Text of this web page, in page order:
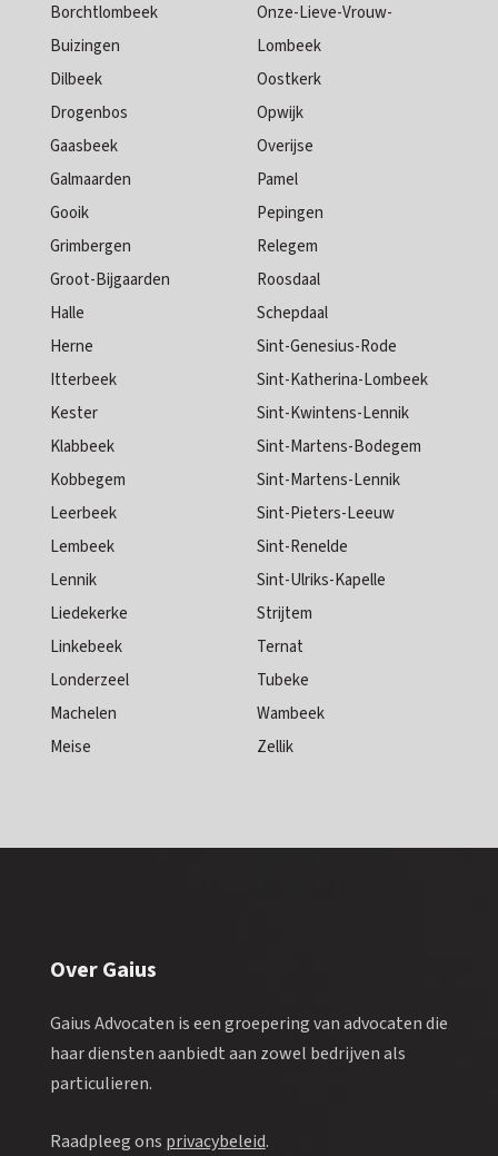
Borchtlombeek
Buizingen
Dilbeek
Drogenbos
Gaasbeek
Galmaarden
Gooik
Grimbergen
Groot-Bijgaarden
Halle
Herne
Itterbeek
Kester
Klabbeek
Kobbegem
Leerbeek
Lembeek
Lennik
Liedekerke
Linkebeek
Londerzeel
Machelen
Meise
Onze-Lieve-Vrouw-
Lombeek
Oostkerk
Opwijk
Overijse
Pamel
Pepingen
Relegem
Roosdaal
Schepdaal
Sint-Genesius-Rode
Sint-Katherina-Lombeek
Sint-Kwintens-Lennik
Sint-Martens-Bodegem
Sint-Martens-Lennik
Sint-Pieters-Leeuw
Sint-Renelde
Sint-Ulriks-Kapelle
Strijtem
Ternat
Tubeke
Wambeek
Zellik
Over Gaius
Gaius Advocaten is een groepering van advocaten die
haar diensten aanbiedt aan zowel bedrijven als
particulieren.
Raadpleeg ons privacybeleid.